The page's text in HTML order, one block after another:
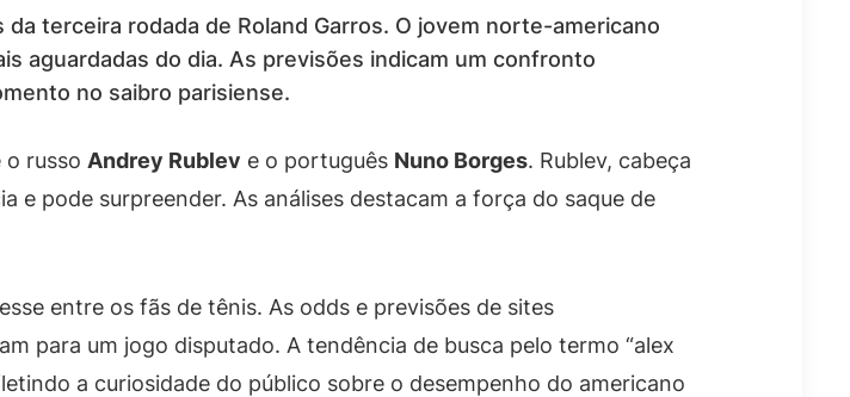
terceira rodada de Roland Garros. O jovem norte-americano
aguardadas do dia. As previsões indicam um confronto
no saibro parisiense.
o russo Andrey Rublev e o português Nuno Borges. Rublev, cabeça
pode surpreender. As análises destacam a força do saque de
entre os fãs de tênis. As odds e previsões de sites
para um jogo disputado. A tendência de busca pelo termo “alex
a curiosidade do público sobre o desempenho do americano